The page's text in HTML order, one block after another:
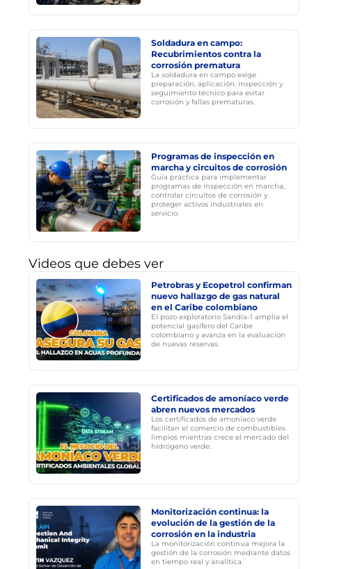
Soldadura en campo:
Recubrimientos contra la
corrosión prematura
La soldadura en campo exige
preparación, aplicación, inspección y
seguimiento técnico para evitar
corrosión y fallas prematuras.
Programas de inspección en
marcha y circuitos de corrosión
Guía práctica para implementar
programas de inspección en marcha,
controlar circuitos de corrosión y
proteger activos industriales en
servicio.
Videos que debes ver
Petrobras y Ecopetrol confirman
nuevo hallazgo de gas natural
en el Caribe colombiano
El pozo exploratorio Sandía-1 amplía el
potencial gasífero del Caribe
colombiano y avanza en la evaluación
de nuevas reservas.
Certificados de amoníaco verde
abren nuevos mercados
Los certificados de amoníaco verde
facilitan el comercio de combustibles
limpios mientras crece el mercado del
hidrógeno verde.
Monitorización continua: la
evolución de la gestión de la
corrosión en la industria
La monitorización continua mejora la
gestión de la corrosión mediante datos
en tiempo real y analítica.